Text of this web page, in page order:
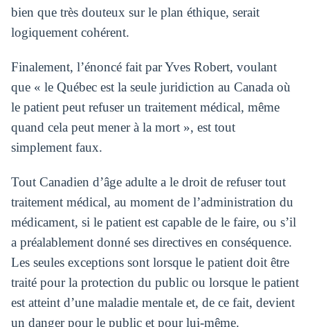
bien que très douteux sur le plan éthique, serait
logiquement cohérent.
Finalement, l’énoncé fait par Yves Robert, voulant
que « le Québec est la seule juridiction au Canada où
le patient peut refuser un traitement médical, même
quand cela peut mener à la mort », est tout
simplement faux.
Tout Canadien d’âge adulte a le droit de refuser tout
traitement médical, au moment de l’administration du
médicament, si le patient est capable de le faire, ou s’il
a préalablement donné ses directives en conséquence.
Les seules exceptions sont lorsque le patient doit être
traité pour la protection du public ou lorsque le patient
est atteint d’une maladie mentale et, de ce fait, devient
un danger pour le public et pour lui-même.